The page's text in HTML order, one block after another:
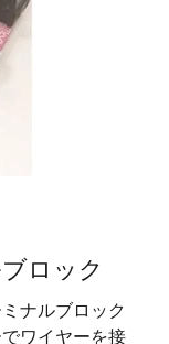
ロック
ナルブロック
ワイヤーを接